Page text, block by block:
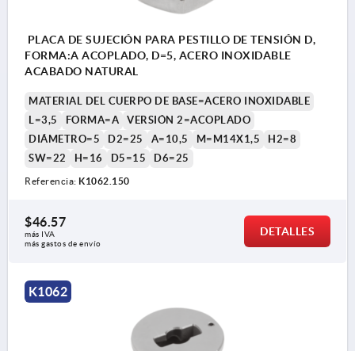
PLACA DE SUJECIÓN PARA PESTILLO DE TENSIÓN D,
FORMA:A ACOPLADO, D=5, ACERO INOXIDABLE
ACABADO NATURAL
MATERIAL DEL CUERPO DE BASE=ACERO INOXIDABLE
L=3,5
FORMA=A
VERSIÓN 2=ACOPLADO
DIÁMETRO=5
D2=25 A=10,5 M=M14X1,5
H2=8
SW=22
H=16 D5=15 D6=25
Referencia: K1062.150
$46.57
más IVA
más gastos de envío
DETALLES
K1062